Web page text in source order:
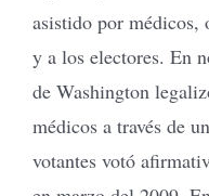
asistido por médicos,
y a los electores. En
de Washington
médicos a través de
votantes votó